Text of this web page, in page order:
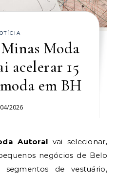
Moda
acelerar 15
em BH
2026
Autoral vai selecionar,
negócios de Belo
de vestuário,